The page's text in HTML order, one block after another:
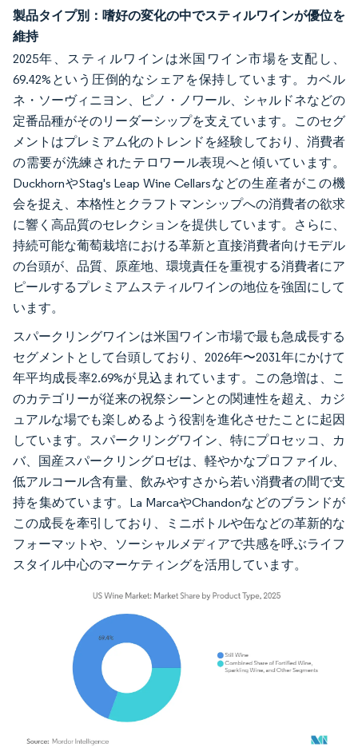
製品タイプ別：嗜好の変化の中でスティルワインが優位を
維持
2025年、スティルワインは米国ワイン市場を支配し、
69.42%という圧倒的なシェアを保持しています。カベル
ネ・ソーヴィニヨン、ピノ・ノワール、シャルドネなどの
定番品種がそのリーダーシップを支えています。このセグ
メントはプレミアム化のトレンドを経験しており、消費者
の需要が洗練されたテロワール表現へと傾いています。
DuckhornやStag's Leap Wine Cellarsなどの生産者がこの機
会を捉え、本格性とクラフトマンシップへの消費者の欲求
に響く高品質のセレクションを提供しています。さらに、
持続可能な葡萄栽培における革新と直接消費者向けモデル
の台頭が、品質、原産地、環境責任を重視する消費者にア
ピールするプレミアムスティルワインの地位を強固にして
います。
スパークリングワインは米国ワイン市場で最も急成長する
セグメントとして台頭しており、2026年〜2031年にかけて
年平均成長率2.69%が見込まれています。この急増は、こ
のカテゴリーが従来の祝祭シーンとの関連性を超え、カジ
ュアルな場でも楽しめるよう役割を進化させたことに起因
しています。スパークリングワイン、特にプロセッコ、カ
バ、国産スパークリングロゼは、軽やかなプロファイル、
低アルコール含有量、飲みやすさから若い消費者の間で支
持を集めています。La MarcaやChandonなどのブランドが
この成長を牽引しており、ミニボトルや缶などの革新的な
フォーマットや、ソーシャルメディアで共感を呼ぶライフ
スタイル中心のマーケティングを活用しています。